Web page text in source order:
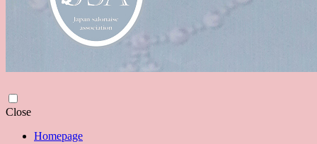
CloseSkip
content
Homepage